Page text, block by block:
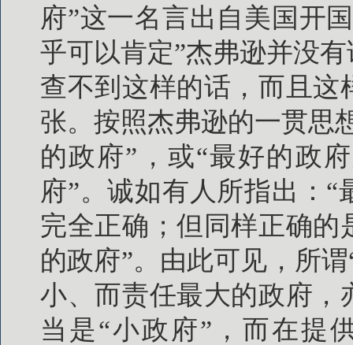
府”这一名言出自美国开
乎可以肯定”杰弗逊并没
查不到这样的话，而且
张。按照杰弗逊的一贯思
的政府”，或“最好的政
府”。诚如有人所指出：
完全正确；但同样正确
的政府”。由此可见，所
小、而责任最大的政府，
当是“小政府”，而在提